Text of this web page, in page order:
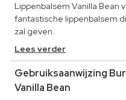
Lippenbalsem Vanilla Bean
fantastische lippenbalsem
zal geven.
Lees verder
Gebruiksaanwijzing
Vanilla Bean